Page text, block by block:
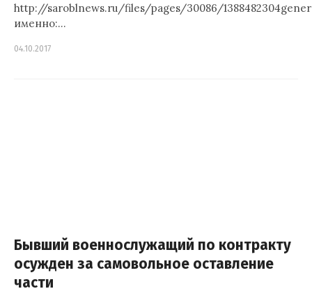
http://saroblnews.ru/files/pages/30086/
именно:…
04.10.2017
Бывший военнослужащий по контракту
осужден за самовольное оставление
части